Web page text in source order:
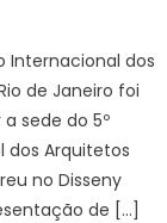
Internacional dos
de Janeiro foi
sede do 5º
dos Arquitetos
no Disseny
de […]